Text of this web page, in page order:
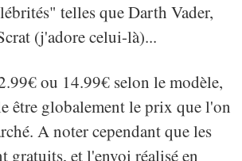
telles que Darth Vader,
(j'adore celui-là)...
ou 14.99€ selon le modèle,
être globalement le prix que l'on
A noter cependant que les
gratuits, et l'envoi réalisé en